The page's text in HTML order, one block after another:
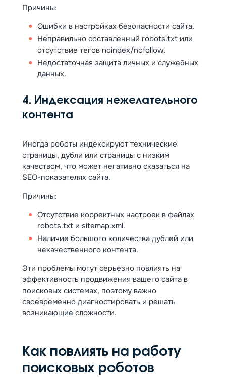
Причины:
Ошибки в настройках безопасности сайта.
Неправильно составленный robots.txt или
отсутствие тегов noindex/nofollow.
Недостаточная защита личных и служебных
данных.
4. Индексация нежелательного
контента
Иногда роботы индексируют технические
страницы, дубли или страницы с низким
качеством, что может негативно сказаться на
SEO-показателях сайта.
Причины:
Отсутствие корректных настроек в файлах
robots.txt и sitemap.xml.
Наличие большого количества дублей или
некачественного контента.
Эти проблемы могут серьезно повлиять на
эффективность продвижения вашего сайта в
поисковых системах, поэтому важно
своевременно диагностировать и решать
возникающие сложности.
Как повлиять на работу
поисковых роботов